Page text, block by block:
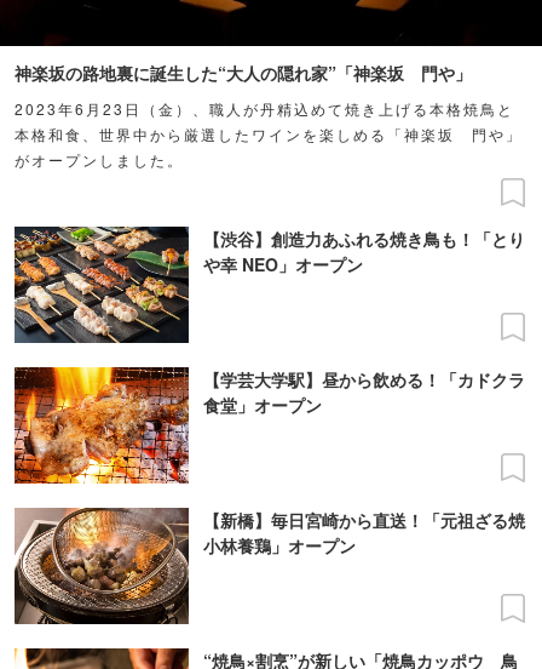
神楽坂の路地裏に誕生した“大人の隠れ家”「神楽坂 門や」
2023年6月23日（金）、職人が丹精込めて焼き上げる本格焼鳥と
本格和食、世界中から厳選したワインを楽しめる「神楽坂 門や」
がオープンしました。
【渋谷】創造力あふれる焼き鳥も！「とり
や幸 NEO」オープン
【学芸大学駅】昼から飲める！「カドクラ
食堂」オープン
【新橋】毎日宮崎から直送！「元祖ざる焼
小林養鶏」オープン
“焼鳥×割烹”が新しい「焼鳥カッポウ ⿃